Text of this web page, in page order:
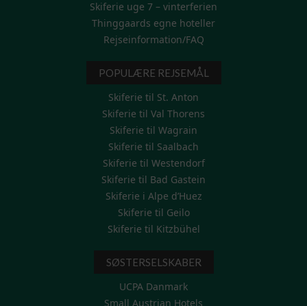
Skiferie uge 7 – vinterferien
Thinggaards egne hoteller
Rejseinformation/FAQ
POPULÆRE REJSEMÅL
Skiferie til St. Anton
Skiferie til Val Thorens
Skiferie til Wagrain
Skiferie til Saalbach
Skiferie til Westendorf
Skiferie til Bad Gastein
Skiferie i Alpe d’Huez
Skiferie til Geilo
Skiferie til Kitzbühel
SØSTERSELSKABER
UCPA Danmark
Small Austrian Hotels